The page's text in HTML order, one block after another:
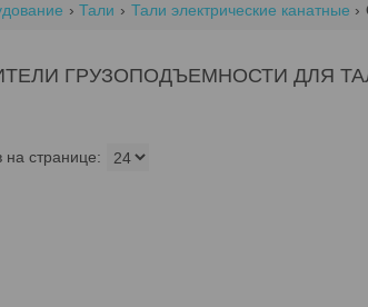
Тали Тали электрические канатные
ГРУЗОПОДЪЕМНОСТИ ДЛЯ